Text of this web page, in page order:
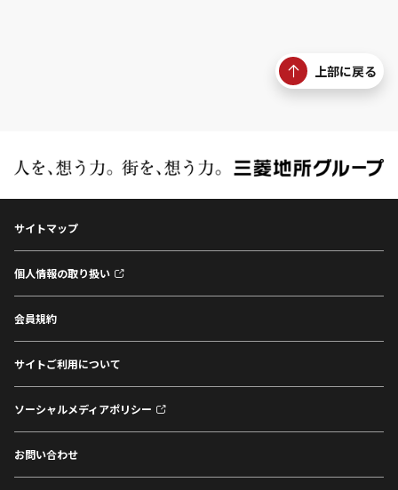
上部に戻る
サイトマップ
個人情報の取り扱い
会員規約
サイトご利用について
ソーシャルメディアポリシー
お問い合わせ